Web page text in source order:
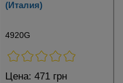
(Италия)
4920G
Цена: 471 грн